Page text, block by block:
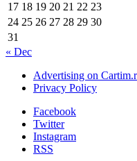
17 18 19 20 21 22 23
24 25 26 27 28 29 30
31
« Dec
Advertising on
Privacy Policy
Facebook
Twitter
Instagram
RSS